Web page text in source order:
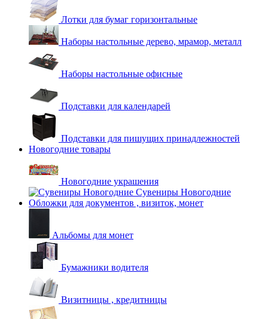
Лотки для бумаг горизонтальные
Наборы настольные дерево, мрамор, металл
Наборы настольные офисные
Подставки для календарей
Подставки для пишущих принадлежностей
Новогодние товары
Новогодние украшения
Сувениры Новогодние
Обложки для документов , визиток, монет
Альбомы для монет
Бумажники водителя
Визитницы , кредитницы